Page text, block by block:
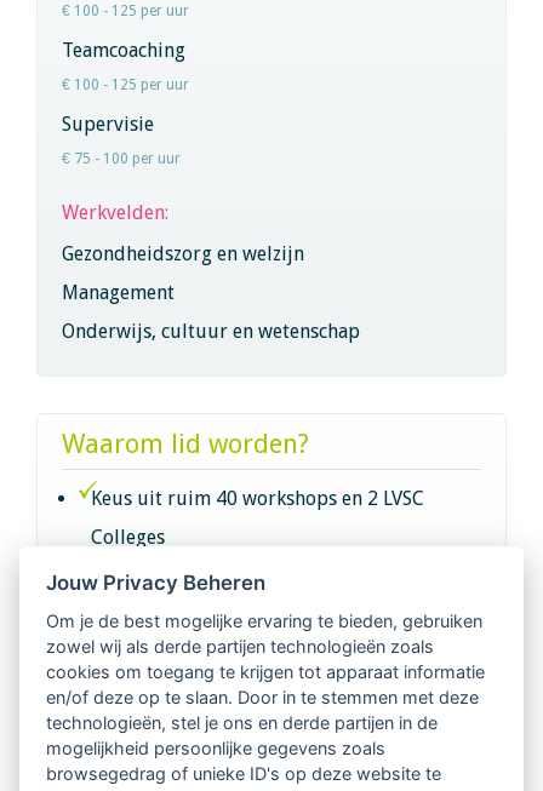
€ 100 - 125 per uur
Teamcoaching
€ 100 - 125 per uur
Supervisie
€ 75 - 100 per uur
Werkvelden:
Gezondheidszorg en welzijn
Management
Onderwijs, cultuur en wetenschap
Waarom lid worden?
Keus uit ruim 40 workshops en 2 LVSC
Colleges
Intervisie met geregistreerde vakgenoten
Netwerk van 2100 professionals in 14
regio's
Vindbaar voor opdrachtgevers
Jouw Privacy Beheren
Om je de best mogelijke ervaring te bieden, gebruiken
zowel wij als derde partijen technologieën zoals
cookies om toegang te krijgen tot apparaat informatie
en/of deze op te slaan. Door in te stemmen met deze
technologieën, stel je ons en derde partijen in de
mogelijkheid persoonlijke gegevens zoals
browsegedrag of unieke ID's op deze website te